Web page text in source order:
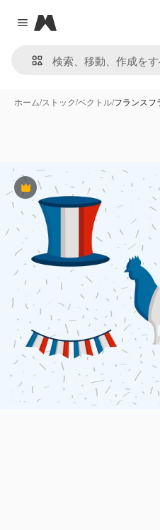
Close menu
Magnific
ホーム/ストック/ベクトル/フランスフ
Premium